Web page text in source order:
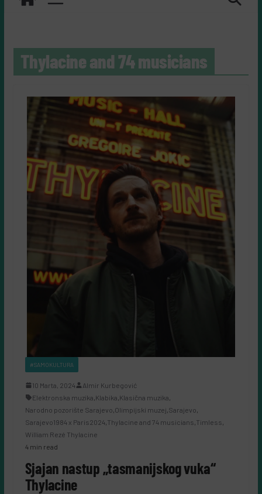
Thylacine and 74 musicians
#SAMOKULTURA
10 Marta, 2024
Almir Kurbegović
Elektronska muzika,Klabika,Klasična muzika,
Narodno pozorište Sarajevo,Olimpijski muzej,Sarajevo,
Sarajevo1984 x Paris2024,Thylacine and 74 musicians,Timless,
William Rezé Thylacine
4 min read
Sjajan nastup „tasmanijskog vuka“
Thylacine